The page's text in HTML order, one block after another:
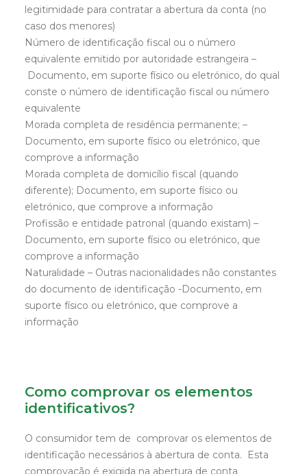
legitimidade para contratar a abertura da conta (no
caso dos menores)
Número de identificação fiscal ou o número
equivalente emitido por autoridade estrangeira –
Documento, em suporte físico ou eletrónico, do qual
conste o número de identificação fiscal ou número
equivalente
Morada completa de residência permanente; –
Documento, em suporte físico ou eletrónico, que
comprove a informação
Morada completa de domicílio fiscal (quando
diferente); Documento, em suporte físico ou
eletrónico, que comprove a informação
Profissão e entidade patronal (quando existam) –
Documento, em suporte físico ou eletrónico, que
comprove a informação
Naturalidade – Outras nacionalidades não constantes
do documento de identificação -Documento, em
suporte físico ou eletrónico, que comprove a
informação
Como comprovar os elementos
identificativos?
O consumidor tem de comprovar os elementos de
identificação necessários à abertura de conta. Esta
comprovação é exigida na abertura de conta